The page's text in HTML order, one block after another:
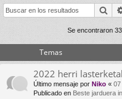
pi
Se encontraron
Temas
2022 herri
Último mensaje por Niko « 07
Publicado en Beste jarduera